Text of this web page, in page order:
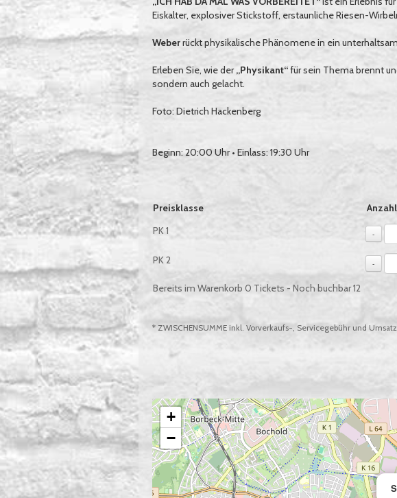
Eiskalter, explosiver Stickstoff, erstaunliche Riesen-
Weberrückt physikalische Phänomene in ein
Erleben Sie, wie der„Physikant“für sein Thema brennt
sondern auch gelacht.
Foto: Dietrich Hackenberg
Beginn: 20:00 Uhr • Einlass: 19:30 Uhr
Auswahl von Tickets pro Preiskategorie, sofern verfügbar
Preisklasse
PK 1
-
PK 2 -
Bereits im Warenkorb 0 Tickets - Noch buchbar12
* ZWISCHENSUMME inkl. Vorverkaufs-, Servicegebühr und
+
−